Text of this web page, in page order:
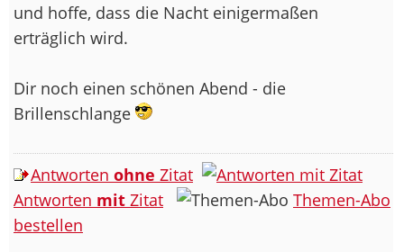
und hoffe, dass die Nacht einigermaßen
erträglich wird.
Dir noch einen schönen Abend - die
Brillenschlange
Antworten ohne Zitat
Antworten mit Zitat
Themen-Abo
bestellen